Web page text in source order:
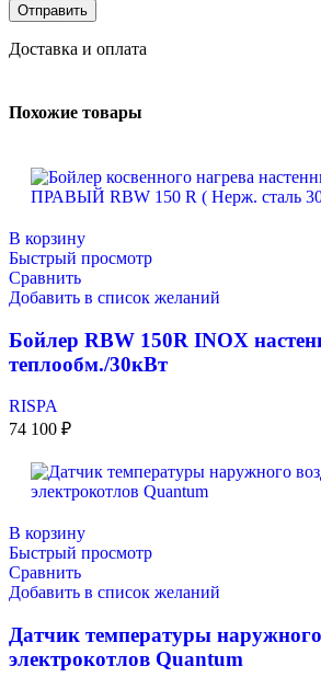
Доставка и оплата
Похожие товары
В корзину
Быстрый просмотр
Сравнить
Добавить в список желаний
Бойлер RBW 150R INOX
теплообм./30кВт
RISPA
74 100 ₽
В корзину
Быстрый просмотр
Сравнить
Добавить в список желаний
Датчик температуры
электрокотлов Quantum